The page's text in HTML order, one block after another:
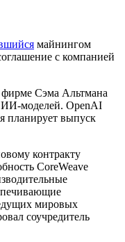
майнингом
с компанией
фирме Сэма Альтмана
ИИ-моделей. OpenAI
планирует выпуск
контракту
CoreWeave
мировых
соучредитель